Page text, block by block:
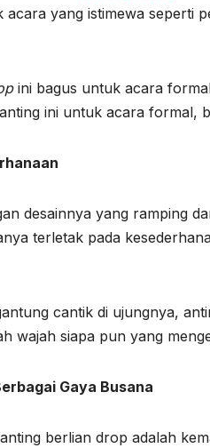
acara yang istimewa seperti
ini bagus untuk acara
ini untuk acara formal,
desainnya yang ramping
terletak pada
cantik di ujungnya,
wajah siapa pun yang
Gaya Busana
berlian drop adalah